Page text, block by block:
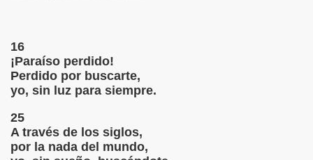
16
¡Paraíso perdido!
Perdido por buscarte,
yo, sin luz para siempre.
25
A través de los siglos,
por la nada del mundo,